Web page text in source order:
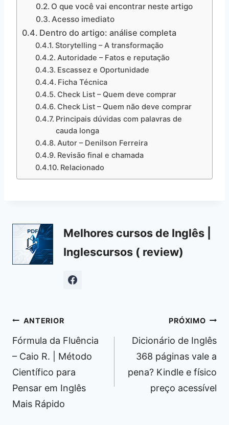
O que você vai encontrar neste artigo
Acesso imediato
Dentro do artigo: análise completa
Storytelling – A transformação
Autoridade – Fatos e reputação
Escassez e Oportunidade
Ficha Técnica
Check List – Quem deve comprar
Check List – Quem não deve comprar
Principais dúvidas com palavras de
cauda longa
Autor – Denilson Ferreira
Revisão final e chamada
Relacionado
Melhores cursos de Inglês |
Inglescursos ( review)
Navegação
de
Post
ANTERIOR
Fórmula da Fluência
– Caio R. | Método
Científico para
Pensar em Inglês
Mais Rápido
PRÓXIMO
Dicionário de Inglês
368 páginas vale a
pena? Kindle e físico
preço acessível